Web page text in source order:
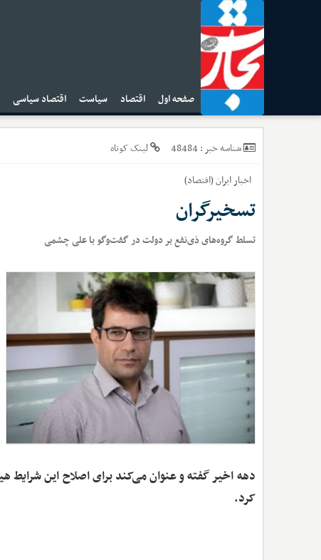
صفحه اول اقتصاد سیاست اقتصاد سیاسی
شناسه خبر :48484
لینک کوتاه
اخبارایران (اقتصاد)
تسخیرگران
تسلط گروه‌های ذی‌نفع بر دولت در گفت‌وگو با علی چشمی
دهه اخیر گفته و عنوان می‌کند برای اصلاح این شرایط
کرد.